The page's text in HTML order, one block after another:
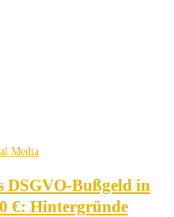
Media
DSGVO-Bußgeld in
€: Hintergründe